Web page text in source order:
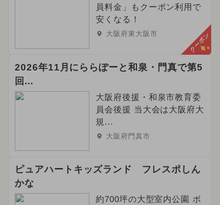
員料金」もクーポン利用で
安くなる！
大阪府東大阪市 クーポン
2026年11月にららぽーと和泉・門真で第5
回...
大阪府後援・和泉市教育委
員会後援 当大会は大阪府大
規...
大阪府門真市
ピュアハートキッズランド フレスポしん
かな
約700坪の大型室内公園 ボ